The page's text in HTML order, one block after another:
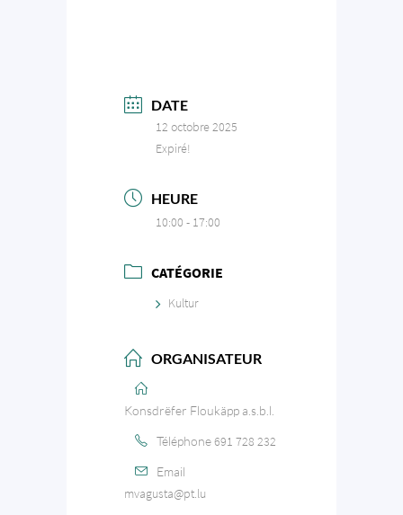
DATE
12 octobre 2025
Expiré!
HEURE
10:00 - 17:00
CATÉGORIE
Kultur
ORGANISATEUR
Konsdrëfer Floukäpp a.s.b.l.
Téléphone691 728 232
Email
mvagusta@pt.lu